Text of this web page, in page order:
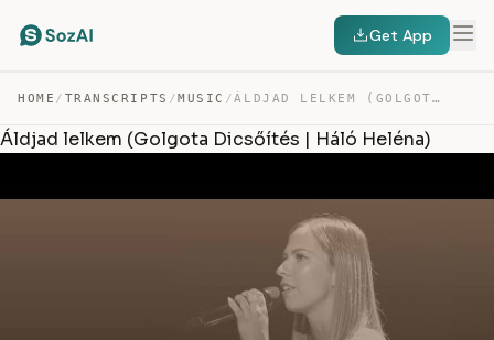
Get App
HOME / TRANSCRIPTS /MUSIC / ÁLDJAD LELKEM (GOLGOTA DICSŐÍTÉS | HÁLÓ HELÉNA) — TRANSCRIPT
Áldjad lelkem (Golgota Dicsőítés | Háló Heléna)